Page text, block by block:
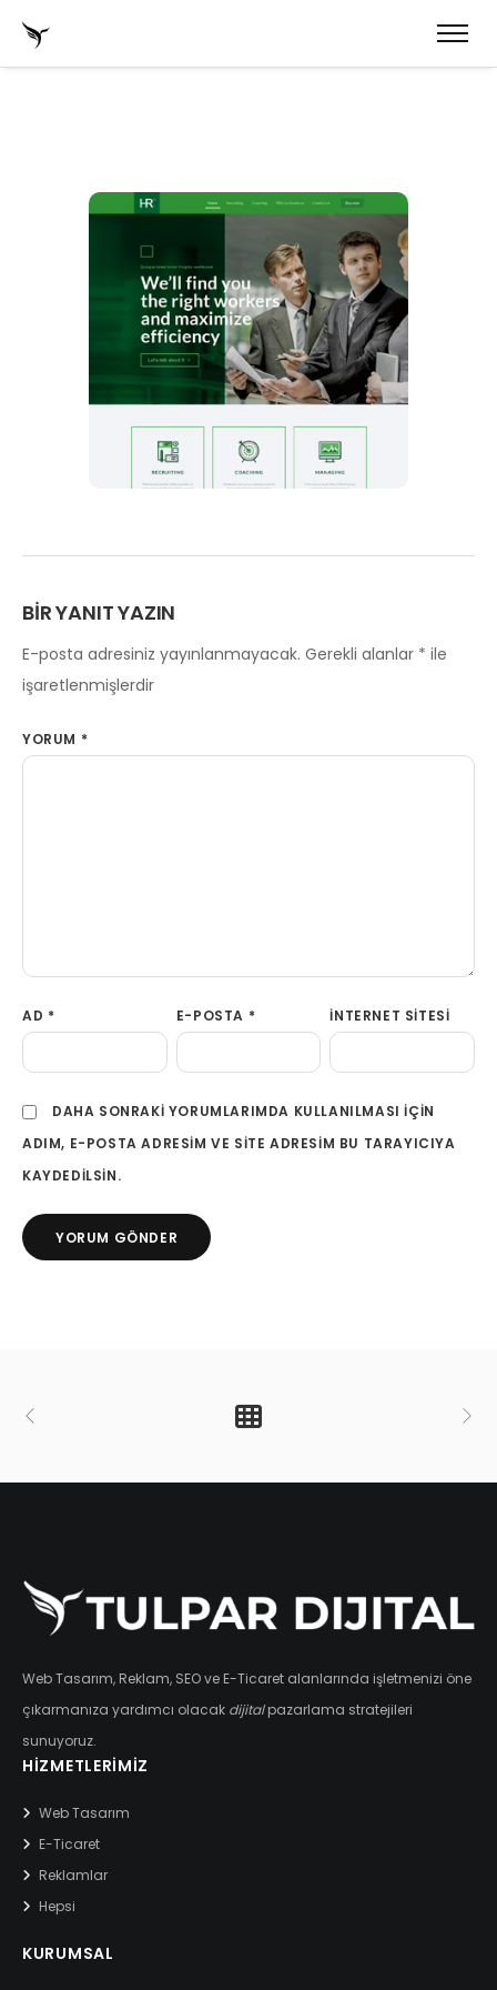
BIR YANIT YAZIN
E-posta adresiniz yayınlanmayacak. Gerekli alanlar * ile
işaretlenmişlerdir
YORUM *
AD * E-POSTA * İNTERNET SITESI
DAHA SONRAKI YORUMLARIMDA KULLANILMASI IÇIN
ADIM, E-POSTA ADRESIM VE SITE ADRESIM BU TARAYICIYA
KAYDEDILSIN.
Web Tasarım, Reklam, SEO ve E-Ticaret alanlarında işletmenizi öne
çıkarmanıza yardımcı olacak dijitalpazarlama stratejileri
sunuyoruz.
HIZMETLERIMIZ
Web Tasarım
E-Ticaret
Reklamlar
Hepsi
KURUMSAL